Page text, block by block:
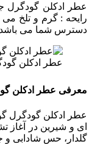
عطر ادکلن گودگرل
رایحه : گرم و تلخ
دسترس شما می
عطر ادکلن
معرفی عطر ادکلن
عطر ادکلن گودگرل
ای و شیرین در
گلدار، حس شادابی و